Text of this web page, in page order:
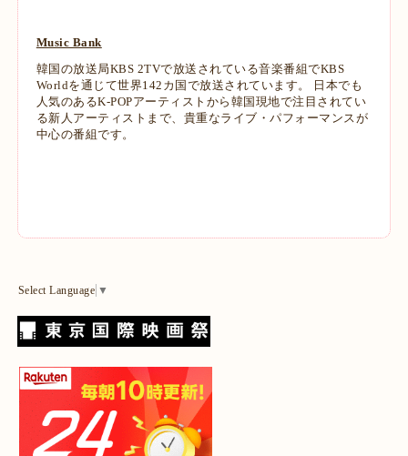
Music Bank
韓国の放送局KBS 2TVで放送されている音楽番組でKBS
Worldを通じて世界142カ国で放送されています。 日本でも
人気のあるK-POPアーティストから韓国現地で注目されてい
る新人アーティストまで、貴重なライブ・パフォーマンスが
中心の番組です。
Select Language ▼